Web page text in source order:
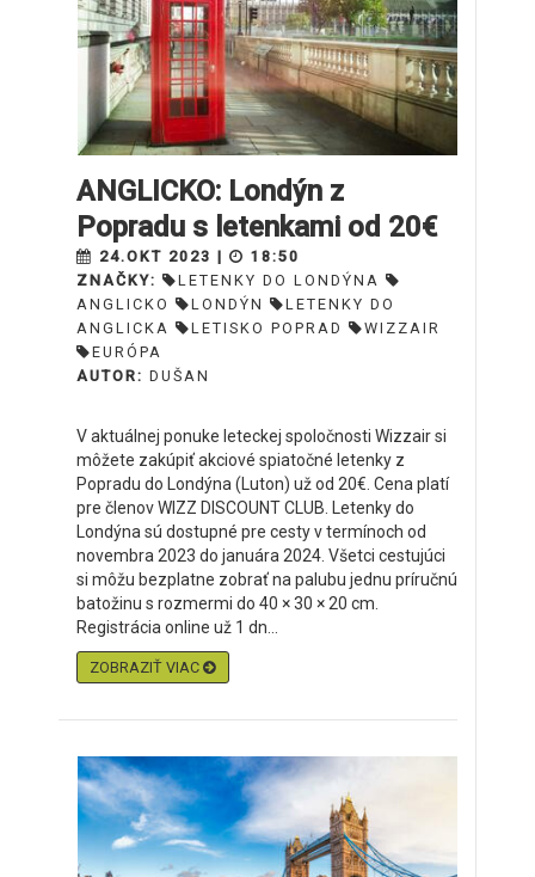
ANGLICKO: Londýn z
Popradu s letenkami od 20€
24.OKT 2023 |
18:50
ZNAČKY:
LETENKY DO LONDÝNA
ANGLICKO
LONDÝN
LETENKY DO
ANGLICKA
LETISKO POPRAD
WIZZAIR
EURÓPA
AUTOR: DUŠAN
V aktuálnej ponuke leteckej spoločnosti Wizzair si
môžete zakúpiť akciové spiatočné letenky z
Popradu do Londýna (Luton) už od 20€. Cena platí
pre členov WIZZ DISCOUNT CLUB. Letenky do
Londýna sú dostupné pre cesty v termínoch od
novembra 2023 do januára 2024. Všetci cestujúci
si môžu bezplatne zobrať na palubu jednu príručnú
batožinu s rozmermi do 40 × 30 × 20 cm.
Registrácia online už 1 dn...
ZOBRAZIŤ VIAC